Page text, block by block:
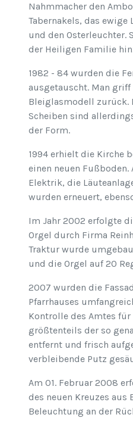
Nahmmacher den
Tabernakels, das
und den Osterleuchter.
der Heiligen Familie
1982 - 84 wurden die
ausgetauscht. Man griff
Bleiglasmodell zurück.
Scheiben sind
der Form.
1994 erhielt die Kirche
einen neuen
Elektrik, die
wurden erneuert,
Im Jahr 2002 erfolgte
Orgel durch Firma
Traktur wurde
und die Orgel auf 20
2007 wurden die
Pfarrhauses
Kontrolle des Amtes
größtenteils der so
entfernt und frisch
verbleibende Putz
Am 01. Februar 2008
des neuen Kreuzes
Beleuchtung an der